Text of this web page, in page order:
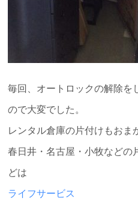
毎回、オートロックの解除を
ので大変でした。
レンタル倉庫の片付けもおま
春日井・名古屋・小牧などの
どは
ライフサービス